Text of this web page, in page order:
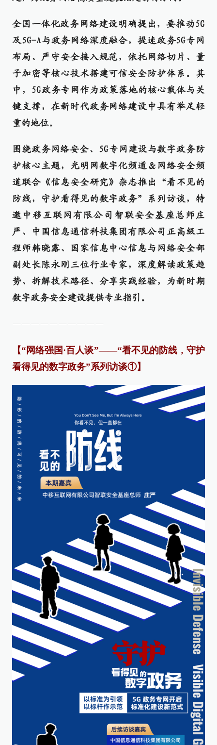
全国一体化政务网络建设明确提出，要推动5G
及5G-A与政务网络深度融合，提速政务5G专网
布局、严守安全接入规范，依托网络切片、量
子加密等核心技术搭建可信安全防护体系。其
中，5G政务专网作为政策落地的核心载体与关
键支撑，在新时代政务网络建设中具有举足轻
重的地位。
围绕政务网络安全、5G专网建设与数字政务防
护核心主题，光明网数字化频道＆ 网络安全频
道联合《信息安全研究》杂志推出“看不见的
防线，守护看得见的数字政务”系列访谈，特
邀中移互联网有限公司智联安全基座总师庄
严、中国信息通信科技集团有限公司正高级工
程师韩晓露、国家信息中心信息与网络安全部
副处长陈永刚三位行业专家，深度解读政策趋
势、拆解技术路径、分享实践经验，为新时期
数字政务安全建设提供专业指引。
——————————
【“网络强国·百人谈”——“看不见的防线，守护
看得见的数字政务”系列访谈①】